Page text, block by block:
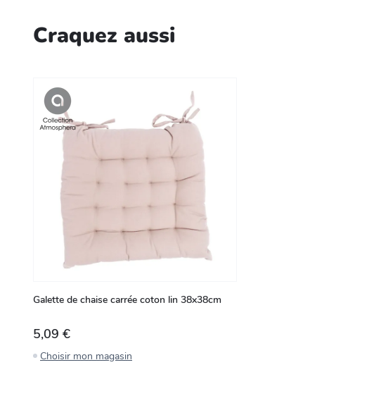
Craquez aussi
Galette de chaise carrée coton lin 38x38cm
5,09 €
Choisir mon magasin